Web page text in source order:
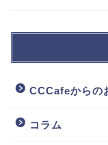
CCCafeからの
コラム